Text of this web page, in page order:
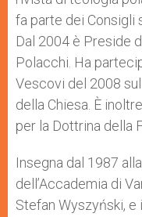
fa parte dei Consigli
Dal 2004 è Preside
Polacchi. Ha
Vescovi del 2008
della Chiesa. È
per la Dottrina della
Insegna dal 1987
dell’Accademia di
Stefan Wyszyński,